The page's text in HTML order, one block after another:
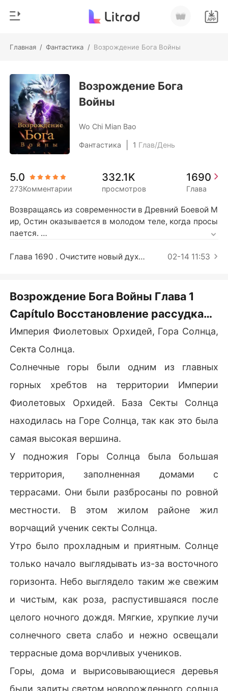
Главная / Фантастика / Возрождение Бога Войны
Пополнить
История чтения
Выйти
Скачать приложение
Жанр
Соврем
Оборотни
Романы
Миллиард
Короткие Рассказы
Возрождение Бога
Войны
Wo Chi Mian Bao
Фантастика 1 Глав/День
5.0
273Комментарии
332.1K
просмотров
1690
Глава
Возвращаясь из современности в Древний Боевой М
ир, Остин оказывается в молодом теле, когда просы
пается.
Тем не менее, молодой человек, которым он овладе
Но это не имеет значения, так как его разум здоров и
ясен. Обладая этим более молодым и сильным тело
м, он будет бороться за то, чтобы стать Богом боевы
х искусств, и править всем Боевым Миром!
Глава 1690 . Очистите новый духовный котел 02-14 11:53
Возрождение Бога Войны Глава 1
Capítulo Восстановление рассудка
(часть первая)
Империя Фиолетовых Орхидей, Гора Солнца,
Секта Солнца.
Солнечные горы были одним из главных
горных хребтов на территории Империи
Фиолетовых Орхидей. База Секты Солнца
находилась на Горе Солнца, так как это была
самая высокая вершина.
У подножия Горы Солнца была большая
территория, заполненная домами с
террасами. Они были разбросаны по ровной
местности. В этом жилом районе жил
ворчащий ученик секты Солнца.
Утро было прохладным и приятным. Солнце
только начало выглядывать из-за восточного
горизонта. Небо выглядело таким же свежим
и чистым, как роза, распустившаяся после
целого ночного дождя. Мягкие, хрупкие лучи
солнечного света слабо и нежно освещали
террасные дома ворчливых учеников.
Горы, дома и вырисовывающиеся деревья
были залиты светом новорожденного солнца